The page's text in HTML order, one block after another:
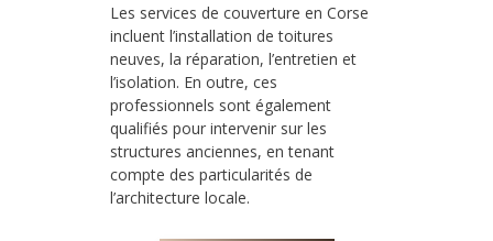
Les services de couverture en Corse
incluent l’installation de toitures
neuves, la réparation, l’entretien et
l’isolation. En outre, ces
professionnels sont également
qualifiés pour intervenir sur les
structures anciennes, en tenant
compte des particularités de
l’architecture locale.